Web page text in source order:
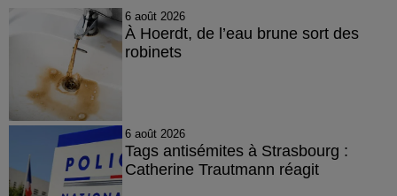
6 août 2026
À Hoerdt, de l’eau brune sort des
robinets
6 août 2026
Tags antisémites à Strasbourg :
Catherine Trautmann réagit